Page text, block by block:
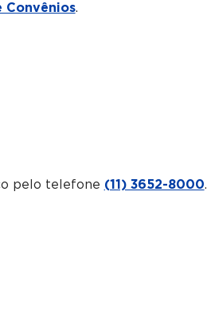
Convênios.
pelo telefone (11) 3652-8000.